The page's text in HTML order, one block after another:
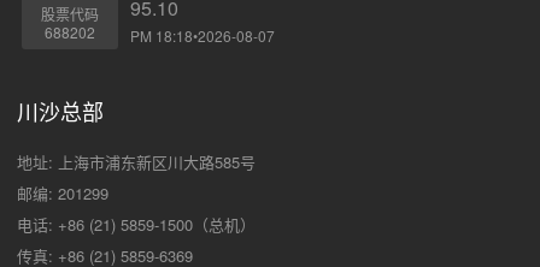
股票代码
688202
95.10
PM 18:18•2026-08-07
川沙总部
地址: 上海市浦东新区川大路585号
邮编: 201299
电话: +86 (21) 5859-1500（总机）
传真: +86 (21) 5859-6369